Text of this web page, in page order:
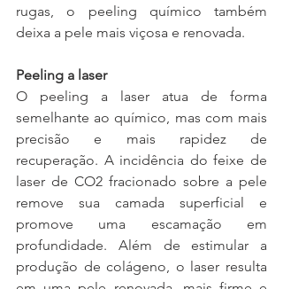
rugas, o peeling químico também
deixa a pele mais viçosa e renovada.
Peeling a laser
O peeling a laser atua de forma
semelhante ao químico, mas com mais
precisão e mais rapidez de
recuperação. A incidência do feixe de
laser de CO2 fracionado sobre a pele
remove sua camada superficial e
promove uma escamação em
profundidade. Além de estimular a
produção de colágeno, o laser resulta